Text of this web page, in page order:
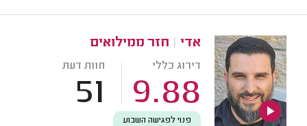
אדי חזר ממילואים
דירוג כללי
9.88
חוות דעת
51
פנוי לפגישה השבוע